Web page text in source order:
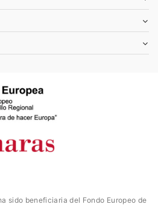
sido beneficiaria del Fondo Europeo de